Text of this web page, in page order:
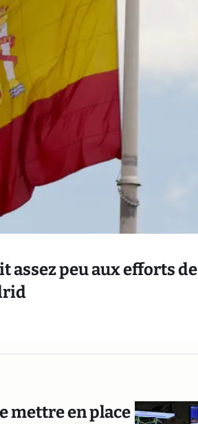
assez peu aux efforts de
mettre en place